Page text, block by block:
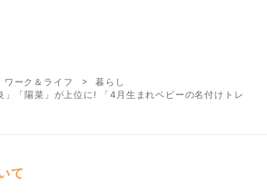
ワーク＆ライフ
暮らし
」「陽菜」が上位に! 「4月生まれベビーの名付けトレ
て